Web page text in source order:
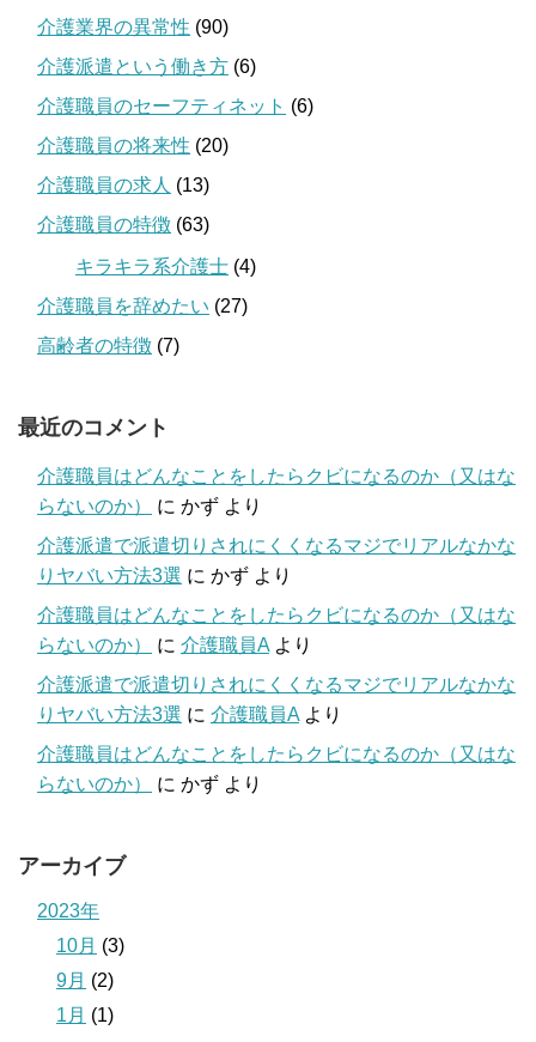
介護業界の異常性 (90)
介護派遣という働き方 (6)
介護職員のセーフティネット (6)
介護職員の将来性 (20)
介護職員の求人 (13)
介護職員の特徴 (63)
キラキラ系介護士 (4)
介護職員を辞めたい (27)
高齢者の特徴 (7)
最近のコメント
介護職員はどんなことをしたらクビになるのか（又はな
らないのか）
に かず より
介護派遣で派遣切りされにくくなるマジでリアルなかな
りヤバい方法3選 に かず より
介護職員はどんなことをしたらクビになるのか（又はな
らないのか）
に 介護職員A より
介護派遣で派遣切りされにくくなるマジでリアルなかな
りヤバい方法3選 に 介護職員A より
介護職員はどんなことをしたらクビになるのか（又はな
らないのか）
に かず より
アーカイブ
2023年
10月 (3)
9月 (2)
1月 (1)